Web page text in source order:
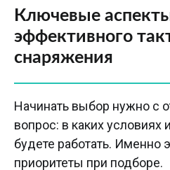
Ключевые
эффективного
снаряжения
Начинать выбор нужно с
вопрос: в каких условиях
будете работать. Именно
приоритеты при подборе.